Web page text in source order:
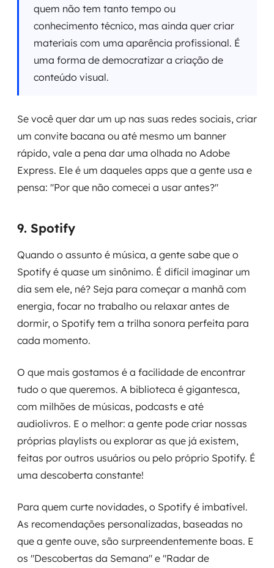
quem não tem tanto tempo ou
conhecimento técnico, mas ainda quer criar
materiais com uma aparência profissional. É
uma forma de democratizar a criação de
conteúdo visual.
Se você quer dar um up nas suas redes sociais, criar
um convite bacana ou até mesmo um banner
rápido, vale a pena dar uma olhada no Adobe
Express. Ele é um daqueles apps que a gente usa e
pensa: "Por que não comecei a usar antes?"
9. Spotify
Quando o assunto é música, a gente sabe que o
Spotify é quase um sinônimo. É difícil imaginar um
dia sem ele, né? Seja para começar a manhã com
energia, focar no trabalho ou relaxar antes de
dormir, o Spotify tem a trilha sonora perfeita para
cada momento.
O que mais gostamos é a facilidade de encontrar
tudo o que queremos. A biblioteca é gigantesca,
com milhões de músicas, podcasts e até
audiolivros. E o melhor: a gente pode criar nossas
próprias playlists ou explorar as que já existem,
feitas por outros usuários ou pelo próprio Spotify. É
uma descoberta constante!
Para quem curte novidades, o Spotify é imbatível.
As recomendações personalizadas, baseadas no
que a gente ouve, são surpreendentemente boas. E
os "Descobertas da Semana" e "Radar de